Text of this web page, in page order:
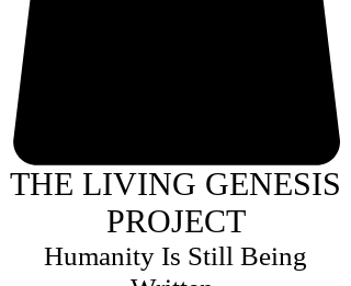
THE LIVING GENESIS
PROJECT
Humanity Is Still Being